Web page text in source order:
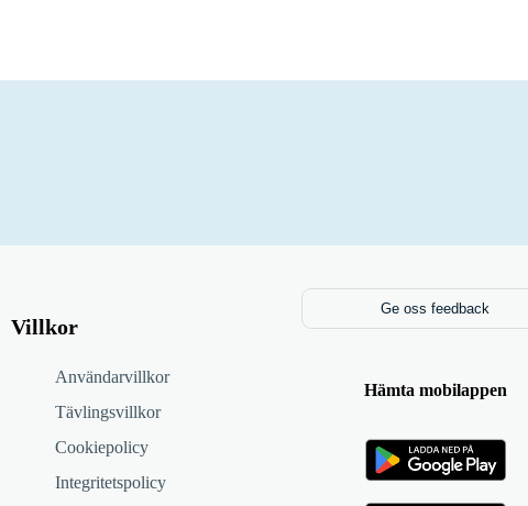
Villkor
Användarvillkor
Tävlingsvillkor
Cookiepolicy
Integritetspolicy
Ge oss feedback
Hämta mobilappen